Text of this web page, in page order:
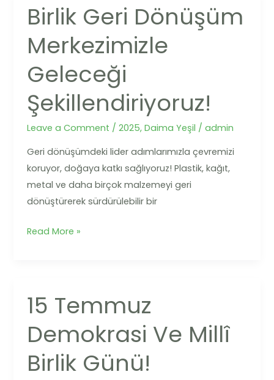
Birlik Geri Dönüşüm
Merkezimizle
Geleceği
Şekillendiriyoruz!
Leave a Comment /2025,Daima Yeşil /admin
Geri dönüşümdeki lider adımlarımızla çevremizi
koruyor, doğaya katkı sağlıyoruz! Plastik, kağıt,
metal ve daha birçok malzemeyi geri
dönüştürerek sürdürülebilir bir
Birlik
Geri
Dönüşüm
Geleceği
Şekillendiriyoruz!
Read More »
15 Temmuz
Demokrasi Ve Millî
Birlik Günü!
15
Temmuz
Demokrasi
Millî